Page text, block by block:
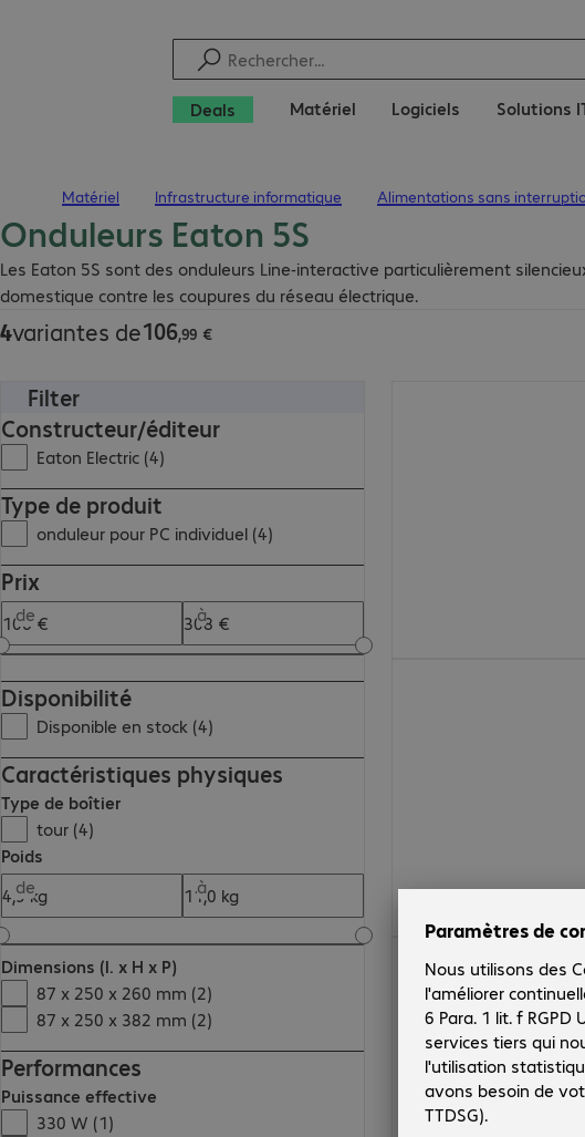
Deals Matériel Logiciels Solutions
Matériel Infrastructure informatique Alimentations sans
Onduleurs Eaton 5S
Les Eaton 5S sont des onduleurs Line-interactive particulièrement
domestique contre les coupures du réseau électrique.
4variantes de106,99 €
106,99 €
Filter
Constructeur/éditeur
Eaton Electric (4)
Type de produit
onduleur pour PC individuel (4)
Prix
de à
Disponibilité
Disponible en stock (4)
Caractéristiques physiques
Type de boîtier
tour (4)
Poids
de
à
Dimensions (l. x H x P)
87 x 250 x 260 mm (2)
87 x 250 x 382 mm (2)
Performances
Puissance effective
330 W (1)